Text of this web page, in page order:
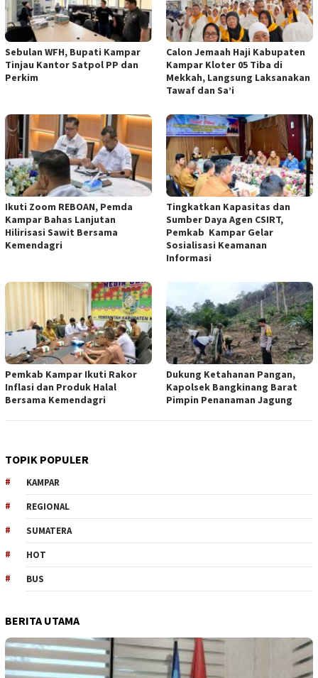
Sebulan WFH, Bupati Kampar
Tinjau Kantor Satpol PP dan
Perkim
Calon Jemaah Haji Kabupaten
Kampar Kloter 05 Tiba di
Mekkah, Langsung Laksanakan
Tawaf dan Sa’i
Ikuti Zoom REBOAN, Pemda
Kampar Bahas Lanjutan
Hilirisasi Sawit Bersama
Kemendagri
Tingkatkan Kapasitas dan
Sumber Daya Agen CSIRT,
Pemkab Kampar Gelar
Sosialisasi Keamanan
Informasi
Pemkab Kampar Ikuti Rakor
Inflasi dan Produk Halal
Bersama Kemendagri
Dukung Ketahanan Pangan,
Kapolsek Bangkinang Barat
Pimpin Penanaman Jagung
TOPIK POPULER
KAMPAR
REGIONAL
SUMATERA
HOT
BUS
BERITA UTAMA